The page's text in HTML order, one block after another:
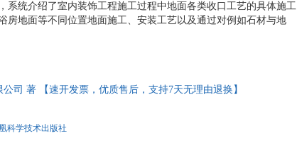
系统介绍了室内装饰工程施工过程中地面各类收口工艺的具体施工
房地面等不同位置地面施工、安装工艺以及通过对例如石材与地
做法进行剖析及系统讲解，涵盖了空间内大部分常用地面施工工
件建模结合CAD深化节点图纸，进行系统剖析，方便查阅。
司 著 【速开发票，优质售后，支持7天无理由退换】
科学技术出版社